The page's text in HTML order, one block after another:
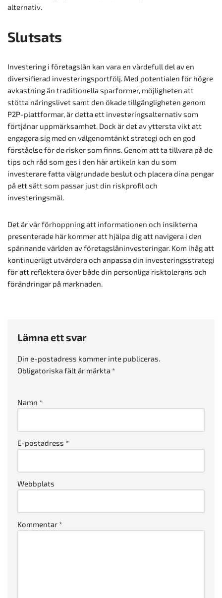
alternativ.
Slutsats
Investering i företagslån kan vara en värdefull del av en
diversifierad investeringsportfölj. Med potentialen för högre
avkastning än traditionella sparformer, möjligheten att
stötta näringslivet samt den ökade tillgängligheten genom
P2P-plattformar, är detta ett investeringsalternativ som
förtjänar uppmärksamhet. Dock är det av yttersta vikt att
engagera sig med en välgenomtänkt strategi och en god
förståelse för de risker som finns. Genom att ta tillvara på de
tips och råd som ges i den här artikeln kan du som
investerare fatta välgrundade beslut och placera dina pengar
på ett sätt som passar just din riskprofil och
investeringsmål.
Det är vår förhoppning att informationen och insikterna
presenterade här kommer att hjälpa dig att navigera i den
spännande världen av företagslåninvesteringar. Kom ihåg att
kontinuerligt utvärdera och anpassa din investeringsstrategi
för att reflektera över både din personliga risktolerans och
förändringar på marknaden.
Lämna ett svar
Din e-postadress kommer inte publiceras.
Obligatoriska fält är märkta *
Namn *
E-postadress *
Webbplats
Kommentar *